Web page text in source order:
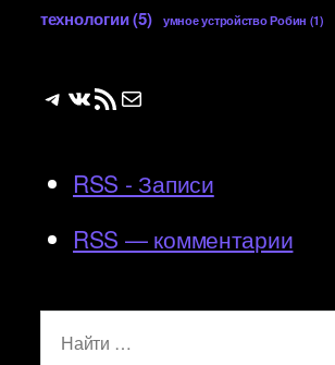
технологии(5) умное устройство Робин (1)
Telegram
ВКонтакте
RSS-лентаПочта
RSS - Записи
RSS — комментарии